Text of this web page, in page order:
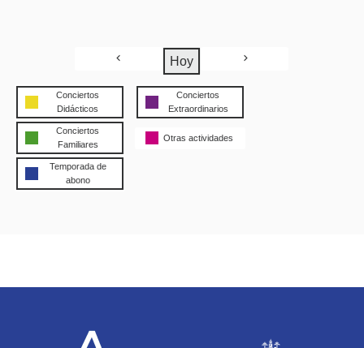
Hoy
Conciertos
Didácticos
Conciertos
Extraordinarios
Conciertos
Familiares
Otras actividades
Temporada de
abono